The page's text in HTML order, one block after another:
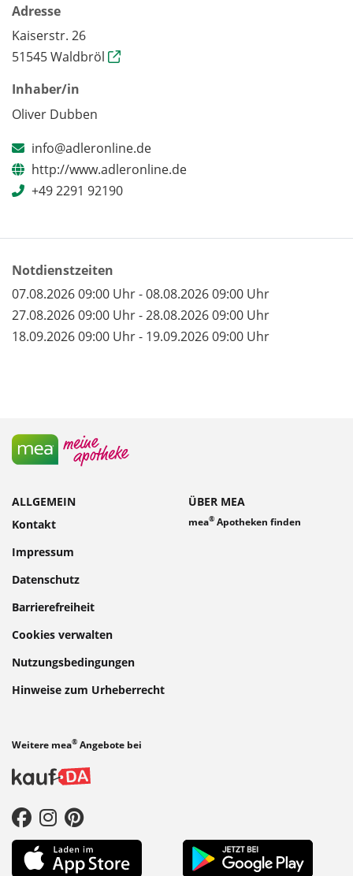
Adresse
Kaiserstr. 26
51545 Waldbröl
Inhaber/in
Oliver Dubben
info@adleronline.de
http://www.adleronline.de
+49 2291 92190
Notdienstzeiten
07.08.2026 09:00 Uhr - 08.08.2026 09:00 Uhr
27.08.2026 09:00 Uhr - 28.08.2026 09:00 Uhr
18.09.2026 09:00 Uhr - 19.09.2026 09:00 Uhr
ALLGEMEIN
Kontakt
Impressum
Datenschutz
Barrierefreiheit
Cookies verwalten
Nutzungsbedingungen
Hinweise zum Urheberrecht
ÜBER MEA
mea® Apotheken finden
Weitere mea® Angebote bei